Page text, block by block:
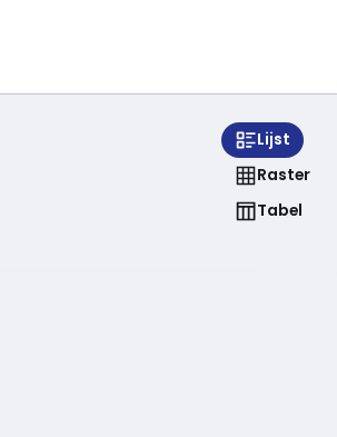
bent, deze producten kunnen
zelfs je klanten extra comfort te
Lijst
Raster
Tabel